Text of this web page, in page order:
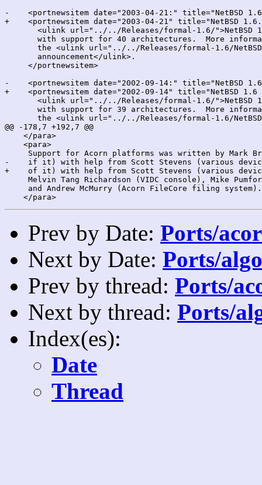
-    <portnewsitem date="2003-04-21:" title="NetBSD
+    <portnewsitem date="2003-04-21" title="NetBSD
<ulink url="../../Releases/formal-1.6/">NetBSD
with support for 40 architectures.  More
the <ulink url="../../Releases/formal-1.6/
       announcement</ulink>.
     </portnewsitem>
-    <portnewsitem date="2002-09-14:" title="NetBSD
+    <portnewsitem date="2002-09-14" title="NetBSD 1.6
<ulink url="../../Releases/formal-1.6/">NetBSD
with support for 39 architectures.  More
the <ulink url="../../Releases/formal-1.6/
@@ -178,7 +192,7 @@
    </para>
    <para>
Support for Acorn platforms was written by Mark
-    if it) with help from Scott Stevens (various
+    of it) with help from Scott Stevens (various
Melvin Tang Richardson (VIDC console), Mike
     and Andrew McMurry (Acorn FileCore filing system).
Prev by Date: Ports/
Next by Date: Ports/
Prev by thread: Ports/
Next by thread: Ports/
Index(es):
Date
Thread